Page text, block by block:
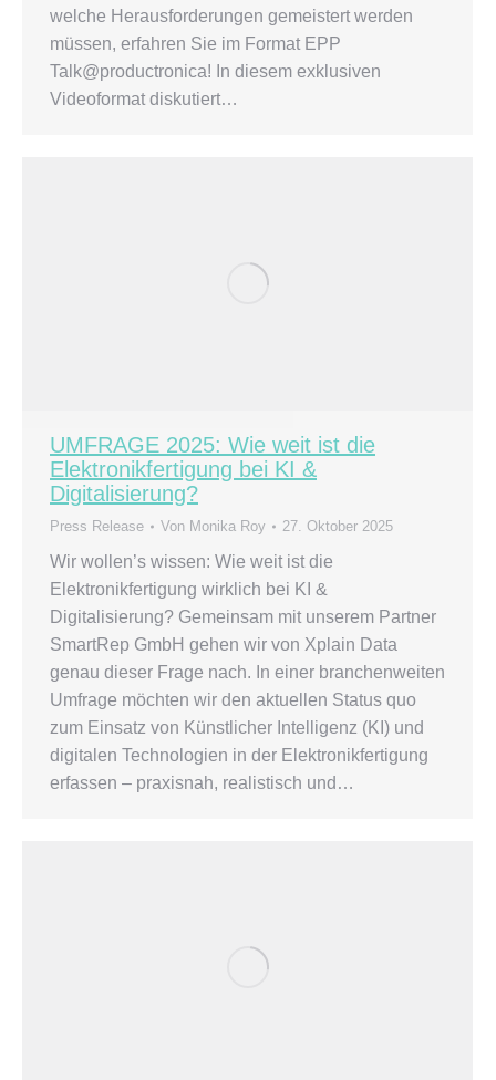
welche Herausforderungen gemeistert werden
müssen, erfahren Sie im Format EPP
Talk@productronica! In diesem exklusiven
Videoformat diskutiert…
UMFRAGE 2025: Wie weit ist die
Elektronikfertigung bei KI &
Digitalisierung?
Press Release Von Monika Roy 27. Oktober 2025
Wir wollen’s wissen: Wie weit ist die
Elektronikfertigung wirklich bei KI &
Digitalisierung? Gemeinsam mit unserem Partner
SmartRep GmbH gehen wir von Xplain Data
genau dieser Frage nach. In einer branchenweiten
Umfrage möchten wir den aktuellen Status quo
zum Einsatz von Künstlicher Intelligenz (KI) und
digitalen Technologien in der Elektronikfertigung
erfassen – praxisnah, realistisch und…